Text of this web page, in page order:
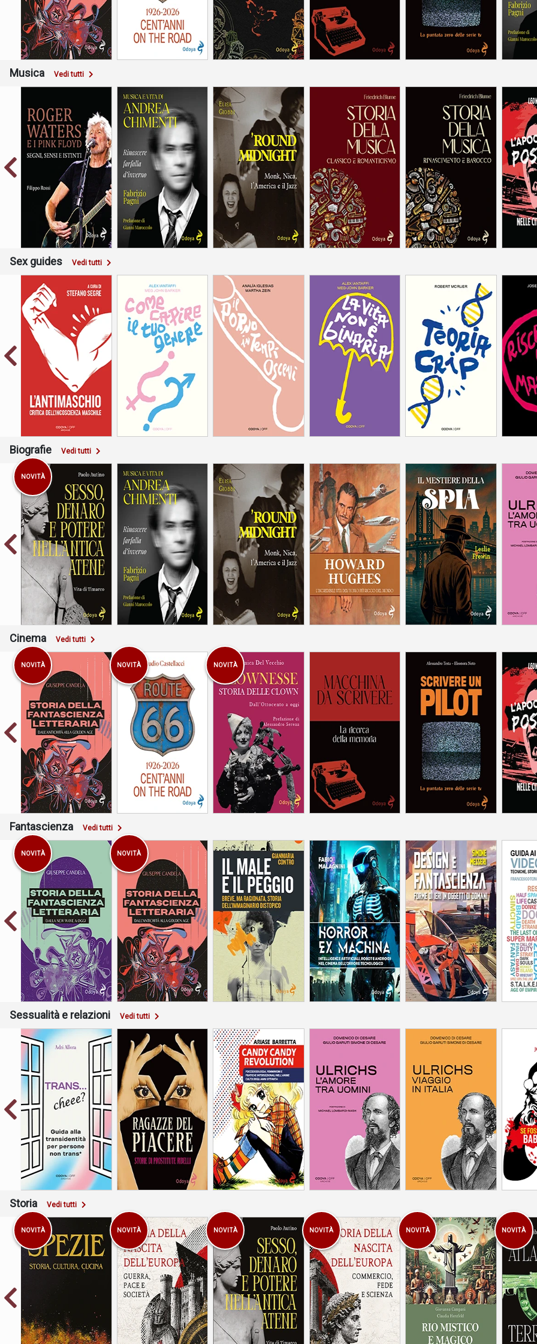
Musica Vedi tutti
Segni, sensi e istinti
Rinascere farfalla
d’inverno
Monk, Nica, l’America e
il Jazz
Classico e
Romanticismo
Rinascimento e
Barocco
Nelle
Sex guides Vedi tutti
Critica dell’incoscienza
maschile
Cosa nasconde il buco
Segni culturali di
queerness e disabilità
Uomini
Biografie Vedi tutti
Vita di Timarco
NOVITÀ
Rinascere farfalla
d’inverno
Monk, Nica, l’America e
il Jazz
L'incredibile vita
dell'uomo più ricco del
mondo
Cinema Vedi tutti
Dall’antichità alla
Golden Age
NOVITÀ
1926-2026 Cent’anni on
the road
NOVITÀ
Storia delle clown
dall’Ottocento a oggi
NOVITÀ
La ricerca della
memoria
La puntata zero delle
serie tv
Nelle
Fantascienza Vedi tutti
Dalla New Wave a oggi
NOVITÀ
Dall’antichità alla
Golden Age
NOVITÀ
Breve, ma ragionata,
storia dell'immaginario
distopico
Intelligenze artificiali,
robot e androidi nel
cinema dell'orrore
tecnologico
Forme di ieri in oggetti
di domani
Sessualità e relazioni Vedi tutti
Guida alla transidentità
per persone non trans*
Storie di prostitute
Psicosociologia,
femminismi e pratiche
intersezionali
nell'anime culto degli
anni Ottanta
Storia Vedi tutti
Storia, cultura, cucina
NOVITÀ
Guerra, pace e società
NOVITÀ
Vita di Timarco
NOVITÀ
Commercio, fede e
scienza
NOVITÀ
Viaggio nella
spiritualità brasiliana
NOVITÀ
Dal
NOVITÀ